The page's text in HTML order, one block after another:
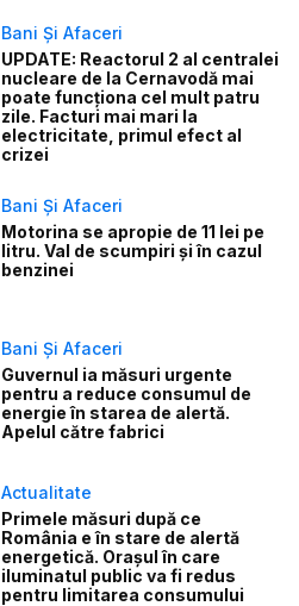
Bani Și Afaceri
UPDATE: Reactorul 2 al centralei
nucleare de la Cernavodă mai
poate funcționa cel mult patru
zile. Facturi mai mari la
electricitate, primul efect al
crizei
Bani Și Afaceri
Motorina se apropie de 11 lei pe
litru. Val de scumpiri și în cazul
benzinei
Bani Și Afaceri
Guvernul ia măsuri urgente
pentru a reduce consumul de
energie în starea de alertă.
Apelul către fabrici
Actualitate
Primele măsuri după ce
România e în stare de alertă
energetică. Orașul în care
iluminatul public va fi redus
pentru limitarea consumului